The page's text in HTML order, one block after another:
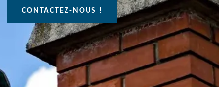
CONTACTEZ-NOUS !